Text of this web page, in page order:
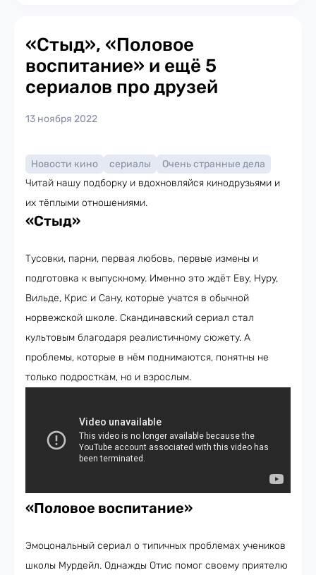
«Стыд», «Половое
воспитание» и ещё 5
сериалов про друзей
13 ноября 2022
Новости кино сериалы
Очень странные дела
Читай нашу подборку и вдохновляйся кинодрузьями и
их тёплыми отношениями.
«Стыд»
Тусовки, парни, первая любовь, первые измены и
подготовка к выпускному. Именно это ждёт Еву, Нуру,
Вильде, Крис и Сану, которые учатся в обычной
норвежской школе. Скандинавский сериал стал
культовым благодаря реалистичному сюжету. А
проблемы, которые в нём поднимаются, понятны не
только подросткам, но и взрослым.
«Половое воспитание»
Эмоцональный сериал о типичных проблемах учеников
школы Мурдейл. Однажды Отис помог своему приятелю